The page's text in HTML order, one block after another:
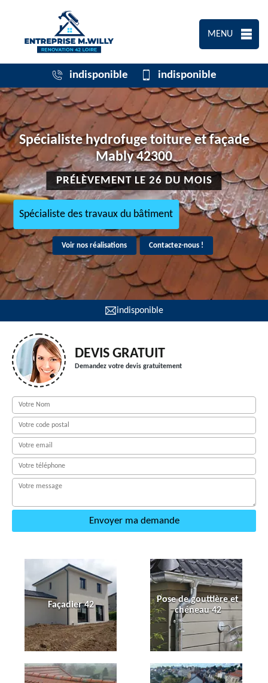
MENU
indisponible indisponible
Spécialiste hydrofuge toiture et façade
Mably 42300
PRÉLÈVEMENT LE 26 DU MOIS
Spécialiste des travaux du bâtiment
Voir nos réalisations Contactez-nous !
indisponible
DEVIS GRATUIT
Demandez votre devis gratuitement
Façadier 42
Pose de gouttière et
chéneau 42